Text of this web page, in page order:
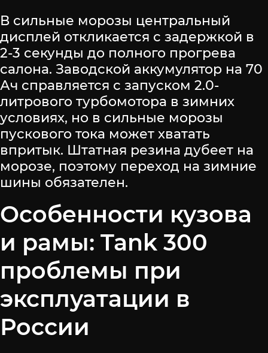
В сильные морозы центральный
дисплей откликается с задержкой в
2-3 секунды до полного прогрева
салона. Заводской аккумулятор на 70
Ач справляется с запуском 2.0-
литрового турбомотора в зимних
условиях, но в сильные морозы
пускового тока может хватать
впритык. Штатная резина дубеет на
морозе, поэтому переход на зимние
шины обязателен.
Особенности кузова
и рамы: Tank 300
проблемы при
эксплуатации в
России